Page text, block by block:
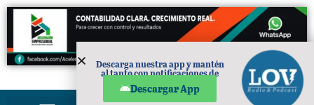
PUBLICIDAD
Descarga nuestra app y mantén
al tanto con notificaciones de
Descargar App